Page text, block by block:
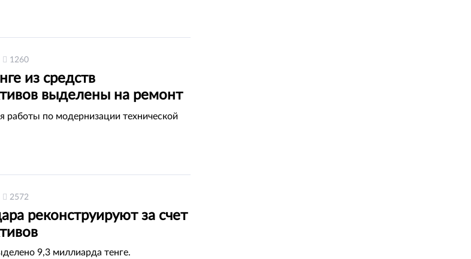
1260
из средств
выделены на ремонт
работы по модернизации технической
2572
реконструируют за счет
9,3 миллиарда тенге.